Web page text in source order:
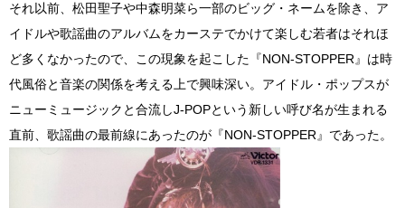
それ以前、松田聖子や中森明菜ら一部のビッグ・ネームを除き、ア
イドルや歌謡曲のアルバムをカーステでかけて楽しむ若者はそれほ
ど多くなかったので、この現象を起こした『NON-STOPPER』は時
代風俗と音楽の関係を考える上で興味深い。アイドル・ポップスが
ニューミュージックと合流しJ-POPという新しい呼び名が生まれる
直前、歌謡曲の最前線にあったのが『NON-STOPPER』であった。